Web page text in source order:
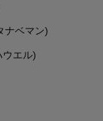
ナベマン)
ウエル)